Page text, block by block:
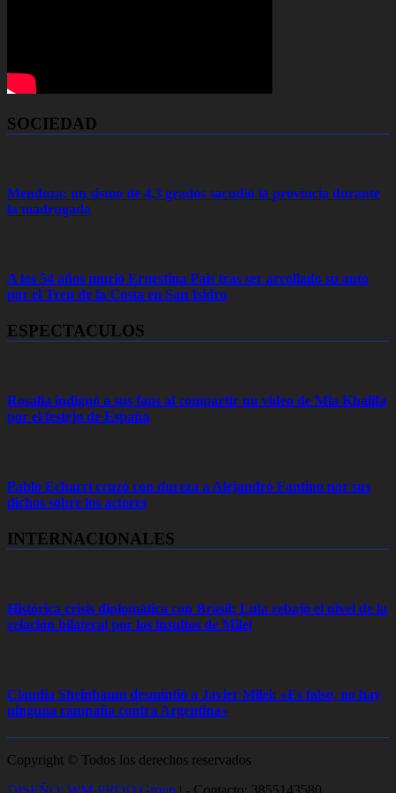
SOCIEDAD
Mendoza: un sismo de 4,3 grados sacudió la provincia durante
la madrugada
A los 54 años murió Ernestina Pais tras ser arrollado su auto
por el Tren de la Costa en San Isidro
ESPECTACULOS
Rosalía indignó a sus fans al compartir un video de Mia Khalifa
por el festejo de España
Pablo Echarri cruzó con dureza a Alejandro Fantino por sus
dichos sobre los actores
INTERNACIONALES
Histórica crisis diplomática con Brasil: Lula rebajó el nivel de la
relación bilateral por los insultos de Milei
Claudia Sheinbaum desmintió a Javier Milei: «Es falso, no hay
ninguna campaña contra Argentina»
Copyright © Todos los derechos reservados
DISEÑO: WM-PROD Group | - Contacto: 3855143580